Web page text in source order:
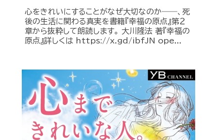
心をきれいにすることがなぜ大切なのか――、死
後の生活に関わる真実を書籍『幸福の原点』第２
章から抜粋して朗読します。 大川隆法 著『幸福の
原点』詳しくは https://x.gd/ibfJN ope...